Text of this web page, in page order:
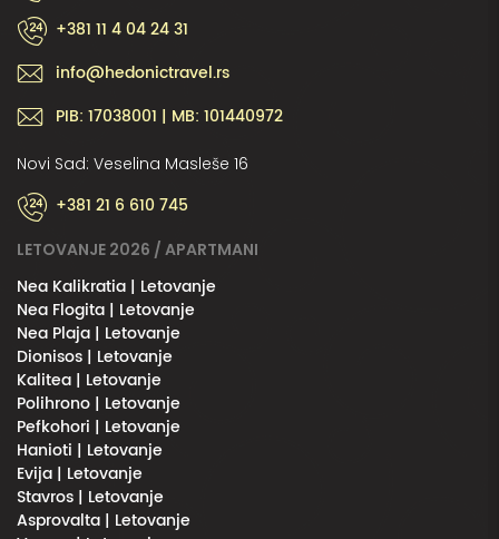
+381 11 4 04 24 31
info@hedonictravel.rs
PIB: 17038001 | MB: 101440972
Novi Sad: Veselina Masleše 16
+381 21 6 610 745
LETOVANJE 2026 / APARTMANI
Nea Kalikratia | Letovanje
Nea Flogita | Letovanje
Nea Plaja | Letovanje
Dionisos | Letovanje
Kalitea | Letovanje
Polihrono | Letovanje
Pefkohori | Letovanje
Hanioti | Letovanje
Evija | Letovanje
Stavros | Letovanje
Asprovalta | Letovanje